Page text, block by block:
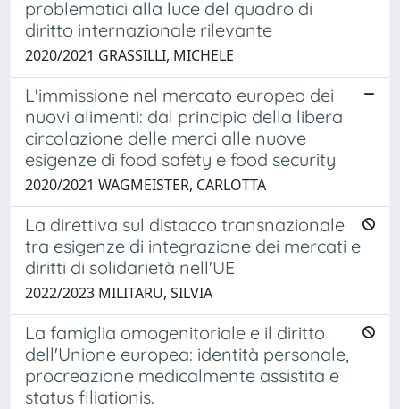
problematici alla luce del quadro di
diritto internazionale rilevante
2020/2021 GRASSILLI, MICHELE
L'immissione nel mercato europeo dei
nuovi alimenti: dal principio della libera
circolazione delle merci alle nuove
esigenze di food safety e food security
2020/2021 WAGMEISTER, CARLOTTA
La direttiva sul distacco transnazionale
tra esigenze di integrazione dei mercati e
diritti di solidarietà nell'UE
2022/2023 MILITARU, SILVIA
La famiglia omogenitoriale e il diritto
dell'Unione europea: identità personale,
procreazione medicalmente assistita e
status filiationis.